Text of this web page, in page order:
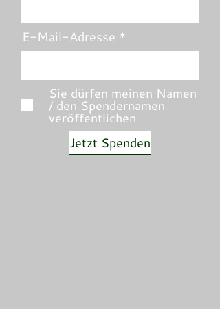
E-Mail-Adresse
Sie dürfen meinen Namen
/ den Spendernamen
veröffentlichen
Jetzt Spenden